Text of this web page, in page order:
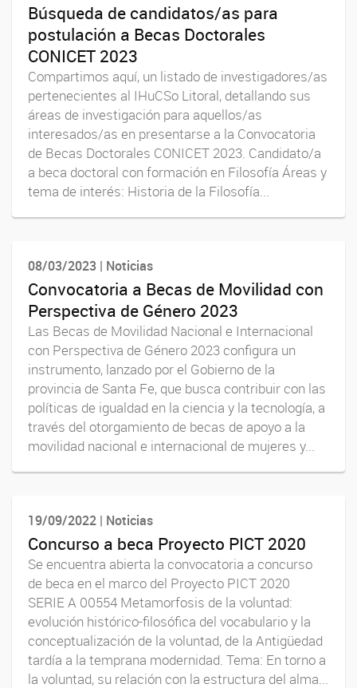
Búsqueda de candidatos/as para
postulación a Becas Doctorales
CONICET 2023
Compartimos aquí, un listado de investigadores/as
pertenecientes al IHuCSo Litoral, detallando sus
áreas de investigación para aquellos/as
interesados/as en presentarse a la Convocatoria
de Becas Doctorales CONICET 2023. Candidato/a
a beca doctoral con formación en Filosofía Áreas y
tema de interés: Historia de la Filosofía...
08/03/2023 | Noticias
Convocatoria a Becas de Movilidad con
Perspectiva de Género 2023
Las Becas de Movilidad Nacional e Internacional
con Perspectiva de Género 2023 configura un
instrumento, lanzado por el Gobierno de la
provincia de Santa Fe, que busca contribuir con las
políticas de igualdad en la ciencia y la tecnología, a
través del otorgamiento de becas de apoyo a la
movilidad nacional e internacional de mujeres y...
19/09/2022 | Noticias
Concurso a beca Proyecto PICT 2020
Se encuentra abierta la convocatoria a concurso
de beca en el marco del Proyecto PICT 2020
SERIE A 00554 Metamorfosis de la voluntad:
evolución histórico-filosófica del vocabulario y la
conceptualización de la voluntad, de la Antigüedad
tardía a la temprana modernidad. Tema: En torno a
la voluntad, su relación con la estructura del alma...